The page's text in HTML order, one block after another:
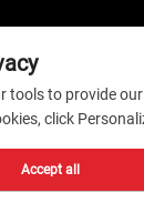
केमिकल कंपनी,
tools to provide
click
Accept all